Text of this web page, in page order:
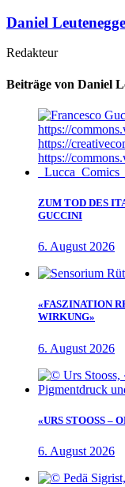
Daniel
Redakteur
Beiträge von Daniel
ZUM TOD DES
GUCCINI
6. August 2026
«FASZINATION
WIRKUNG»
6. August 2026
«URS STOOSS –
6. August 2026